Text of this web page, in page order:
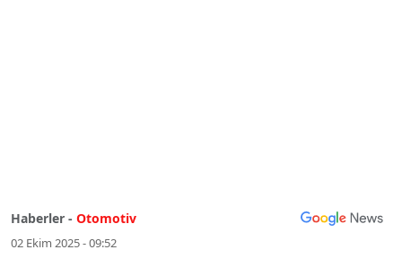
Haberler - Otomotiv
02 Ekim 2025 - 09:52